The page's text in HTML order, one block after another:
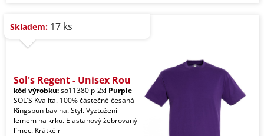
Skladem: 17 ks
Sol's Regent - Unisex Rou
kód výrobku:so11380lp-2xl Purple
SOL'S Kvalita. 100% částečně česaná
Ringspun bavlna. Styl. Vyztužení
lemem na krku. Elastanový žebrovaný
límec. Krátké r